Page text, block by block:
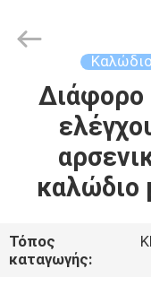
ΣΠΊΤΙ
ΠΡΟΪΌΝΤΑ
ΠΕΡΊΠΟΥ
Cable
Industry
Reserved.Διάφορο
καλώδιο
Τόπος
καταγωγής: